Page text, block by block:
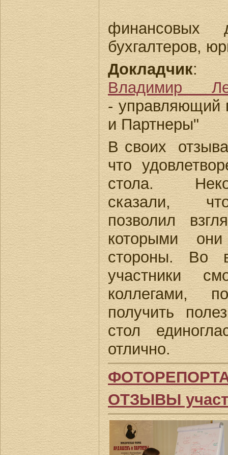
финансовых
бухгалтеров,
Докладчик:
Владимир
-
и Партнеры"
В своих
что
стола.
сказали,
позволил
которыми
стороны. Во
участники
коллегами,
получить
стол
отлично.
ОТЗЫВЫ